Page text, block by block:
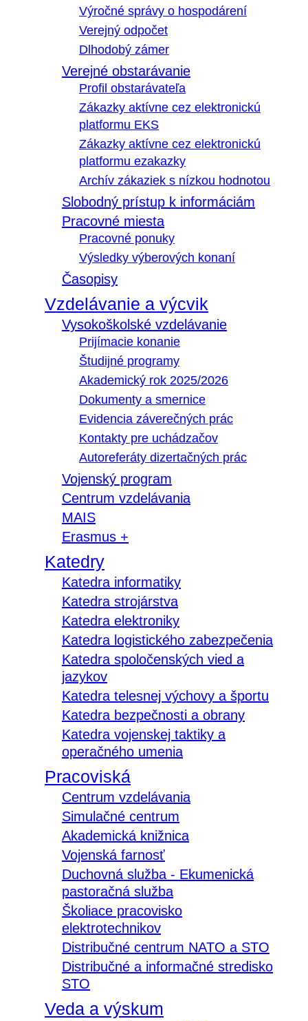
Výročné správy o hospodárení
Verejný odpočet
Dlhodobý zámer
Verejné obstarávanie
Profil obstarávateľa
Zákazky aktívne cez elektronickú
platformu EKS
Zákazky aktívne cez elektronickú
platformu ezakazky
Archív zákaziek s nízkou hodnotou
Slobodný prístup k informáciám
Pracovné miesta
Pracovné ponuky
Výsledky výberových konaní
Časopisy
Vzdelávanie a výcvik
Vysokoškolské vzdelávanie
Prijímacie konanie
Študijné programy
Akademický rok 2025/2026
Dokumenty a smernice
Evidencia záverečných prác
Kontakty pre uchádzačov
Autoreferáty dizertačných prác
Vojenský program
Centrum vzdelávania
MAIS
Erasmus +
Katedry
Katedra informatiky
Katedra strojárstva
Katedra elektroniky
Katedra logistického zabezpečenia
Katedra spoločenských vied a
jazykov
Katedra telesnej výchovy a športu
Katedra bezpečnosti a obrany
Katedra vojenskej taktiky a
operačného umenia
Pracoviská
Centrum vzdelávania
Simulačné centrum
Akademická knižnica
Vojenská farnosť
Duchovná služba - Ekumenická
pastoračná služba
Školiace pracovisko
elektrotechnikov
Distribučné centrum NATO a STO
Distribučné a informačné stredisko
STO
Veda a výskum